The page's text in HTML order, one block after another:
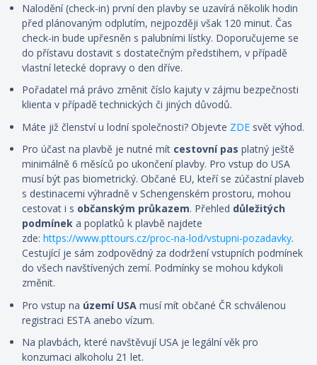
Nalodění (check-in) první den plavby se uzavírá několik hodin
před plánovaným odplutím, nejpozději však 120 minut. Čas
check-in bude upřesněn s palubními lístky. Doporučujeme se
do přístavu dostavit s dostatečným předstihem, v případě
vlastní letecké dopravy o den dříve.
Pořadatel má právo změnit číslo kajuty v zájmu bezpečnosti
klienta v případě technických či jiných důvodů.
Máte již členství u lodní společnosti? Objevte ZDE svět výhod.
Pro účast na plavbě je nutné mít cestovní pas platný ještě
minimálně 6 měsíců po ukončení plavby. Pro vstup do USA
musí být pas biometrický. Občané EU, kteří se zúčastní plaveb
s destinacemi výhradně v Schengenském prostoru, mohou
cestovat i s občanským průkazem. Přehled důležitých
podmínek a poplatků k plavbě najdete
zde: https://www.pttours.cz/proc-na-lod/vstupni-pozadavky.
Cestující je sám zodpovědný za dodržení vstupních podmínek
do všech navštívených zemí. Podmínky se mohou kdykoli
změnit.
Pro vstup na území USA musí mít občané ČR schválenou
registraci ESTA anebo vízum.
Na plavbách, které navštěvují USA je legální věk pro
konzumaci alkoholu 21 let.